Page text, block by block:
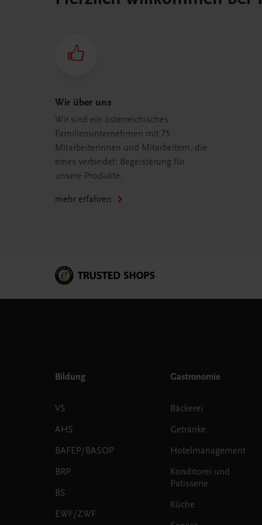
Wir über uns
Wir sind ein österreichisches
Familienunternehmen mit 75
Mitarbeiterinnen und Mitarbeitern, die
eines verbindet: Begeisterung für
unsere Produkte.
mehr erfahren
Bildung
VS
AHS
BAFEP/BASOP
BRP
BS
EWF/ZWF
Gastronomie
Bäckerei
Getränke
Hotelmanagement
Konditorei und
Patisserie
Küche